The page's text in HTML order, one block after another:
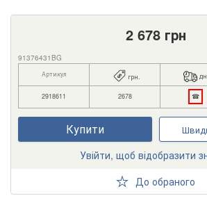
2 678грн
91376431BG
Артикул грн.
2918611 2678 ☎
Купити
Увійти, щоб відобразити
До обраного